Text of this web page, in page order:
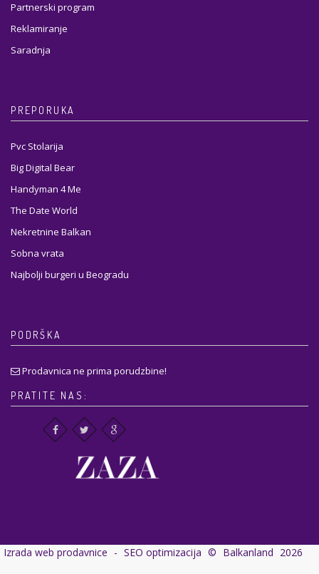
Partnerski program
Reklamiranje
Saradnja
PREPORUKA
Pvc Stolarija
Big Digital Bear
Handyman 4 Me
The Date World
Nekretnine Balkan
Sobna vrata
Najbolji burgeri u Beogradu
PODRŠKA
Prodavnica ne prima porudzbine!
PRATITE NAS:
Izrada web prodavnice - SEO optimizacija © Balkanland 2026